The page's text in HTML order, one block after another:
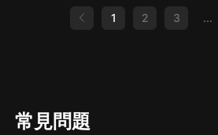
1 2 3 ...
常見問題